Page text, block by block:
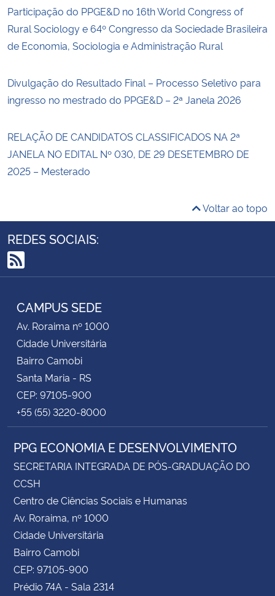
Participação do PPGE&D no 16th World Congress of
Rural Sociology e 64º Congresso da Sociedade Brasileira
de Economia, Sociologia e Administração Rural
Divulgação do Resultado Final – Processo Seletivo para
ingresso no mestrado do PPGE&D – 2ª Janela 2026
RELAÇÃO DE CANDIDATOS CLASSIFICADOS NA 2ª
JANELA NO EDITAL Nº 030, DE 29 DESETEMBRO DE
2025 – Mesterado
Voltar ao topo
REDES SOCIAIS:
RSS
CAMPUS SEDE
Av. Roraima nº 1000
Cidade Universitária
Bairro Camobi
Santa Maria - RS
CEP: 97105-900
+55 (55) 3220-8000
PPG ECONOMIA E DESENVOLVIMENTO
SECRETARIA INTEGRADA DE PÓS-GRADUAÇÃO DO
CCSH
Centro de Ciências Sociais e Humanas
Av. Roraima, nº 1000
Cidade Universitária
Bairro Camobi
CEP: 97105-900
Prédio 74A - Sala 2314